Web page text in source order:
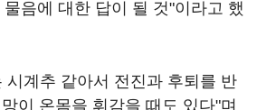
음에 대한 답이 될 것"이라고 했
시계추 같아서 전진과 후퇴를 반
이 온몸을 휘감을 때도 있다"며